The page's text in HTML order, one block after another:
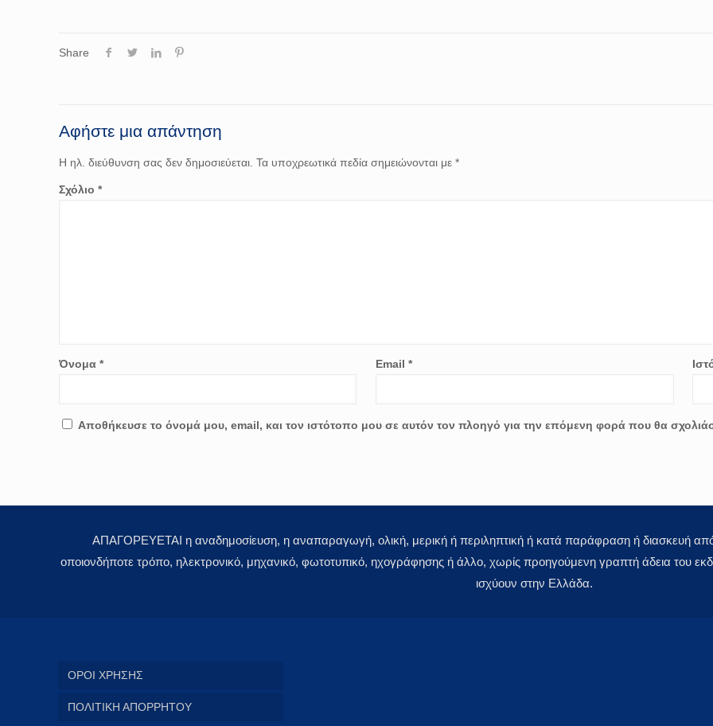
Share
Αφήστε μια απάντηση
Η ηλ. διεύθυνση σας δεν δημοσιεύεται. Τα υποχρεωτικά πεδία σημειώνονται με*
Σχόλιο*
Όνομα* Email*
Αποθήκευσε το όνομά μου, email, και τον ιστότοπο μου σε αυτόν τον πλοηγό για την επόμενη φορά που θα
ΑΠΑΓΟΡΕΥΕΤΑΙ η αναδημοσίευση, η αναπαραγωγή, ολική, μερική ή περιληπτική ή κατά παράφραση ή διασκευή
οποιονδήποτε τρόπο, ηλεκτρονικό, μηχανικό, φωτοτυπικό, ηχογράφησης ή άλλο, χωρίς προηγούμενη γραπτή άδεια του
ισχύουν στην Ελλάδα.
ΟΡΟΙ ΧΡΗΣΗΣ
ΠΟΛΙΤΙΚΗ ΑΠΟΡΡΗΤΟΥ